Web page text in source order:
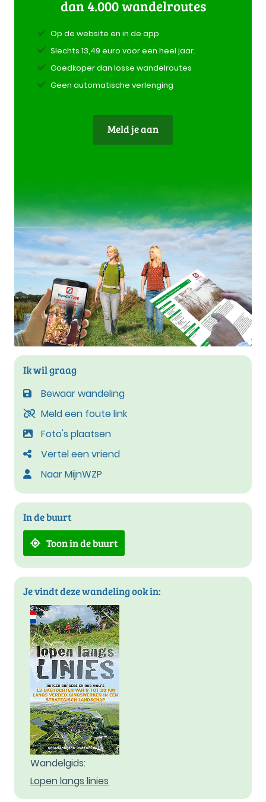
dan 4.000 wandelroutes
Op de website en in de app
Slechts 13,49 euro voor een heel jaar.
Goedkoper dan losse wandelroutes
Geen automatische verlenging
Meld je aan
Ik wil graag
Bewaar wandeling
Meld een foute link
Foto's plaatsen
Vertel een vriend
Naar MijnWZP
In de buurt
Toon in de buurt
Je vindt deze wandeling ook in:
Wandelgids:
Lopen langs linies